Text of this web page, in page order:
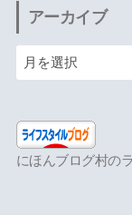
アーカイブ
にほんブログ村の